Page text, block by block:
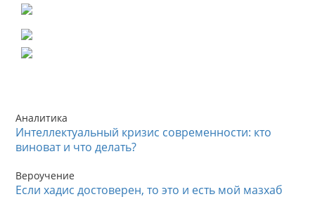
Аналитика
Интеллектуальный кризис современности: кто
виноват и что делать?
Вероучение
Если хадис достоверен, то это и есть мой мазхаб